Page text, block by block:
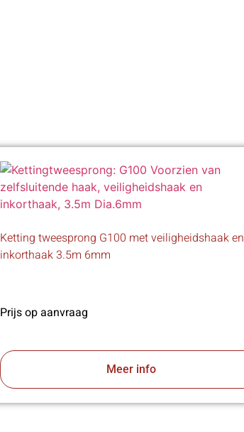
Ketting tweesprong G100 met veiligheidshaak en
inkorthaak 3.5m 6mm
Prijs op aanvraag
Meer info